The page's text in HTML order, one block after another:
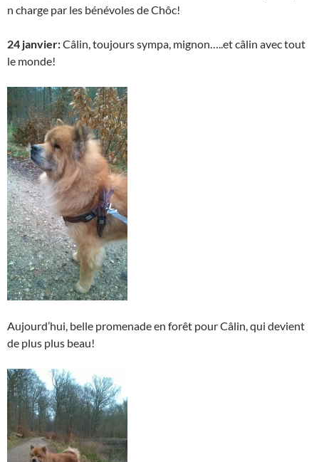
n charge par les bénévoles de Chôc!
24 janvier:Câlin, toujours sympa, mignon…..et câlin avec tout
le monde!
Aujourd’hui, belle promenade en forêt pour Câlin, qui devient
de plus plus beau!